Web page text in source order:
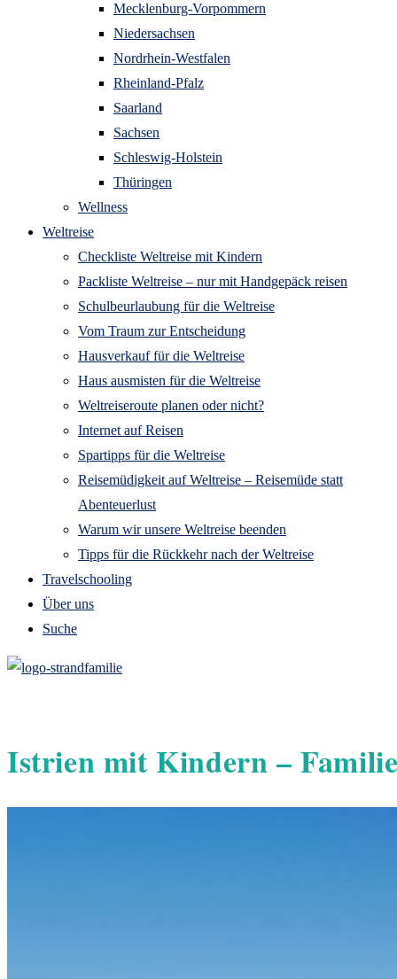
Mecklenburg-Vorpommern
Niedersachsen
Nordrhein-Westfalen
Rheinland-Pfalz
Saarland
Sachsen
Schleswig-Holstein
Thüringen
Wellness
Weltreise
Checkliste Weltreise mit Kindern
Packliste Weltreise – nur mit Handgepäck reisen
Schulbeurlaubung für die Weltreise
Vom Traum zur Entscheidung
Hausverkauf für die Weltreise
Haus ausmisten für die Weltreise
Weltreiseroute planen oder nicht?
Internet auf Reisen
Spartipps für die Weltreise
Reisemüdigkeit auf Weltreise – Reisemüde statt
Abenteuerlust
Warum wir unsere Weltreise beenden
Tipps für die Rückkehr nach der Weltreise
Travelschooling
Über uns
Suche
Istrien mit Kindern –